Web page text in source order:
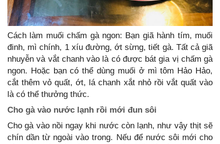
Cách làm muối chấm gà ngon: Bạn giã hành tím, muối
đinh, mì chính, 1 xíu đường, ớt sừng, tiết gà. Tất cả giã
nhuyễn và vắt chanh vào là có được bát gia vị chấm gà
ngon. Hoặc bạn có thể dùng muối ở mì tôm Hảo Hảo,
cắt thêm vỏ quất, ớt, lá chanh xắt nhỏ rồi vắt quất vào
là có thể thưởng thức.
Cho gà vào nước lạnh rồi mới đun sôi
Cho gà vào nồi ngay khi nước còn lạnh, như vậy thịt sẽ
chín dần từ ngoài vào trong. Nếu để nước sôi mới cho